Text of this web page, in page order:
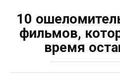
10
фильмов,
время